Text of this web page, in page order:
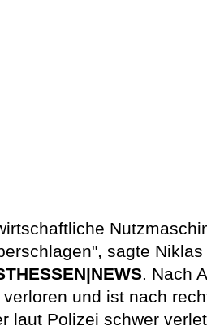
sagte
. Nach
und ist nach
laut Polizei schwer